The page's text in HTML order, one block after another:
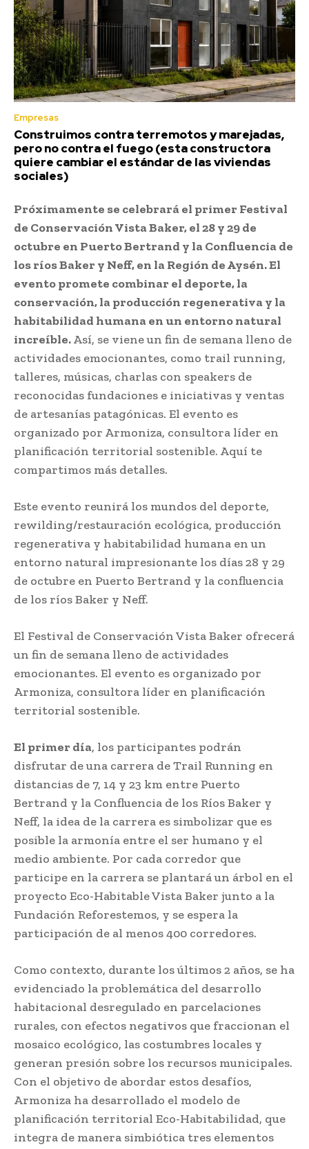
Empresas
Construimos contra terremotos y marejadas,
pero no contra el fuego (esta constructora
quiere cambiar el estándar de las viviendas
sociales)
Próximamente se celebrará el primer Festival
de Conservación Vista Baker, el 28 y 29 de
octubre en Puerto Bertrand y la Confluencia de
los ríos Baker y Neff, en la Región de Aysén. El
evento promete combinar el deporte, la
conservación, la producción regenerativa y la
habitabilidad humana en un entorno natural
increíble.Así, se viene un fin de semana lleno de
actividades emocionantes, como trail running,
talleres, músicas, charlas con speakers de
reconocidas fundaciones e iniciativas y ventas
de artesanías patagónicas. El evento es
organizado por Armoniza, consultora líder en
planificación territorial sostenible. Aquí te
compartimos más detalles.
Este evento reunirá los mundos del deporte,
rewilding/restauración ecológica, producción
regenerativa y habitabilidad humana en un
entorno natural impresionante los días 28 y 29
de octubre en Puerto Bertrand y la confluencia
de los ríos Baker y Neff.
El Festival de Conservación Vista Baker ofrecerá
un fin de semana lleno de actividades
emocionantes. El evento es organizado por
Armoniza, consultora líder en planificación
territorial sostenible.
El primer día, los participantes podrán
disfrutar de una carrera de Trail Running en
distancias de 7, 14 y 23 km entre Puerto
Bertrand y la Confluencia de los Ríos Baker y
Neff, la idea de la carrera es simbolizar que es
posible la armonía entre el ser humano y el
medio ambiente. Por cada corredor que
participe en la carrera se plantará un árbol en el
proyecto Eco-Habitable Vista Baker junto a la
Fundación Reforestemos, y se espera la
participación de al menos 400 corredores.
Como contexto, durante los últimos 2 años, se ha
evidenciado la problemática del desarrollo
habitacional desregulado en parcelaciones
rurales, con efectos negativos que fraccionan el
mosaico ecológico, las costumbres locales y
generan presión sobre los recursos municipales.
Con el objetivo de abordar estos desafíos,
Armoniza ha desarrollado el modelo de
planificación territorial Eco-Habitabilidad, que
integra de manera simbiótica tres elementos